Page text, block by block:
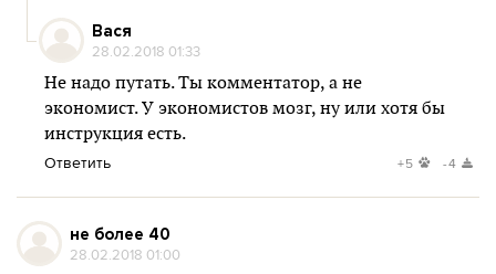
Вася
28.02.2018 01:33
Не надо путать. Ты комментатор, а не
экономист. У экономистов мозг, ну или хотя бы
инструкция есть.
Ответить +5 -4
не более 40
28.02.2018 01:00